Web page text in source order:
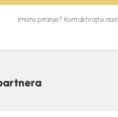
Imate pitanje? Kontaktirajte nas!